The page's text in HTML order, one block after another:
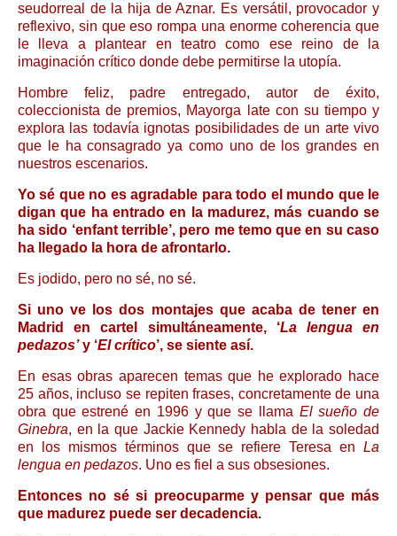
seudorreal de la hija de Aznar. Es versátil, provocador y
reflexivo, sin que eso rompa una enorme coherencia que
le lleva a plantear en teatro como ese reino de la
imaginación crítico donde debe permitirse la utopía.
Hombre feliz, padre entregado, autor de éxito,
coleccionista de premios, Mayorga late con su tiempo y
explora las todavía ignotas posibilidades de un arte vivo
que le ha consagrado ya como uno de los grandes en
nuestros escenarios.
Yo sé que no es agradable para todo el mundo que le
digan que ha entrado en la madurez, más cuando se
ha sido ‘enfant terrible’, pero me temo que en su caso
ha llegado la hora de afrontarlo.
Es jodido, pero no sé, no sé.
Si uno ve los dos montajes que acaba de tener en
Madrid en cartel simultáneamente, ‘La lengua en
pedazos’y ‘El crítico’, se siente así.
En esas obras aparecen temas que he explorado hace
25 años, incluso se repiten frases, concretamente de una
obra que estrené en 1996 y que se llama El sueño de
Ginebra, en la que Jackie Kennedy habla de la soledad
en los mismos términos que se refiere Teresa en La
lengua en pedazos. Uno es fiel a sus obsesiones.
Entonces no sé si preocuparme y pensar que más
que madurez puede ser decadencia.